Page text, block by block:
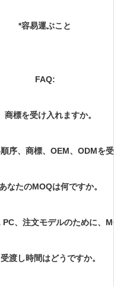
*容易運ぶこと
FAQ:
商標を受け入れますか。
序、商標、OEM、ODMを
なたのMOQは何ですか。
、注文モデルのために、
渡し時間はどうですか。